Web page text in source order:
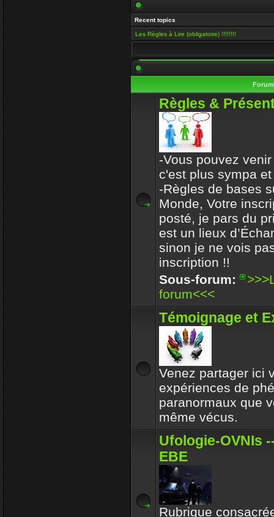
Salut Venusia, oui je
histoire de conserver
15 Mai 2019 00:13
Il y a encore quelqu'un
VénusiaBis
10 Mai 2019 11:53
Merci frérot d'avoir,
ans
mastercoach
31 Déc 2017 10:32
l-iap-t3413.html
Enjoy
30 Déc 2017 16:47
Bon voyage frerot
Enjoy
30 Déc 2017 16:32
Circle avait toujours
respectait
Enjoy
30 Déc 2017 16:32
Recent topics
Les Règles à Lire (obligatoire) !!!!!!!!
Règles &
-Vous pouvez
c'est plus sympa
-Règles de bases
Monde, Votre
posté, je pars du
est un lieux
sinon je ne vois
inscription !!
Sous-forum:
forum<<<
Témoignage et
Venez partager ici
expériences de
paranormaux que
même vécus.
Ufologie-OVNIs
EBE
Rubrique